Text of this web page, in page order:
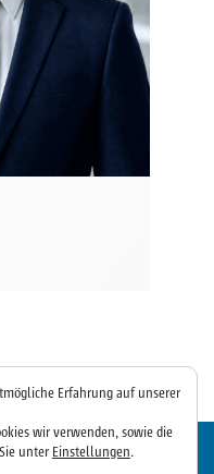
30 | 70771
Erfahrung auf unserer
wir verwenden, sowie die
unter Einstellungen.